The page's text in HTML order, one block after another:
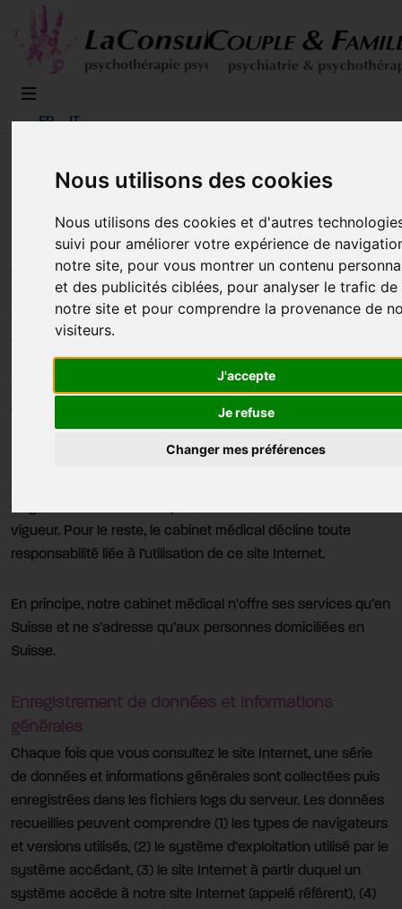
Nous utilisons des cookies
Nous utilisons des cookies et d'autres
suivi pour améliorer votre expérience de
notre site, pour vous montrer un contenu
et des publicités ciblées, pour analyser le trafic de
notre site et pour comprendre la provenance de
visiteurs.
J'accepte
Je refuse
Changer mes préférences
FR IT
Déclaration de protection de données
Bienvenue sur le site Internet de notre cabinet médical. La
déclaration de protection des données suivante, qui
s’applique à l’utilisation de notre site Internet ainsi qu’aux
services qui y sont proposés, vous informe sur la collecte
de données à caractère personnel lors de votre navigation.
En utilisant ce site Internet, vous consentez au traitement
de vos données personnelles conformément à la présente
déclaration de protection des données.
Nous collectons et traitons des données à caractère
vigueur. Pour le reste, le cabinet médical décline toute
responsabilité liée à l’utilisation de ce site Internet.
En principe, notre cabinet médical n’offre ses services qu’en
Suisse et ne s’adresse qu’aux personnes domiciliées en
Suisse.
Enregistrement de données et informations
générales
Chaque fois que vous consultez le site Internet, une série
de données et informations générales sont collectées puis
enregistrées dans les fichiers logs du serveur. Les données
recueillies peuvent comprendre (1) les types de navigateurs
et versions utilisés, (2) le système d’exploitation utilisé par le
système accédant, (3) le site Internet à partir duquel un
système accède à notre site Internet (appelé référent), (4)